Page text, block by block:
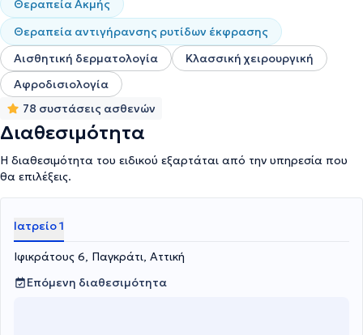
προβλήματός τους, βάσει των όσων προβλέπει η σύγχρονη
κλινική και αισθητική δερματολογία.
Θεραπεία Ακμής
Θεραπεία αντιγήρανσης ρυτίδων έκφρασης
Αισθητική δερματολογία
Κλασσική χειρουργική
Αφροδισιολογία
78 συστάσεις ασθενών
Διαθεσιμότητα
Η διαθεσιμότητα του ειδικού εξαρτάται από την υπηρεσία που
θα επιλέξεις.
Ιατρείο 1
Ιφικράτους 6, Παγκράτι, Αττική
Επόμενη διαθεσιμότητα